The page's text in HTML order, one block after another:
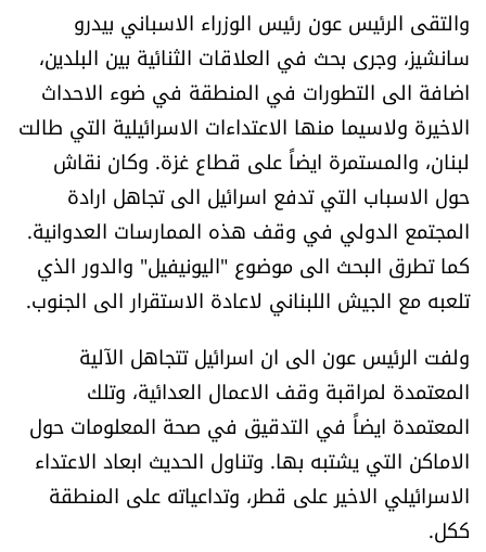
تحت المجهر
آراء
اقتصاد
العالم
الصحافة الإسرائيلية
فصل من كتاب
اقرأ تضحك
كاميرا
والتقى الرئيس عون رئيس الوزراء الاسباني بيدرو
سانشيز، وجرى بحث في العلاقات الثنائية بين البلدين،
اضافة الى التطورات في المنطقة في ضوء الاحداث
الاخيرة ولاسيما منها الاعتداءات الاسرائيلية التي طالت
لبنان، والمستمرة ايضاً على قطاع غزة. وكان نقاش
حول الاسباب التي تدفع اسرائيل الى تجاهل ارادة
المجتمع الدولي في وقف هذه الممارسات العدوانية.
كما تطرق البحث الى موضوع "اليونيفيل" والدور الذي
تلعبه مع الجيش اللبناني لاعادة الاستقرار الى الجنوب.
ولفت الرئيس عون الى ان اسرائيل تتجاهل الآلية
المعتمدة لمراقبة وقف الاعمال العدائية، وتلك
المعتمدة ايضاً في التدقيق في صحة المعلومات حول
الاماكن التي يشتبه بها. وتناول الحديث ابعاد الاعتداء
الاسرائيلي الاخير على قطر، وتداعياته على المنطقة
ككل.